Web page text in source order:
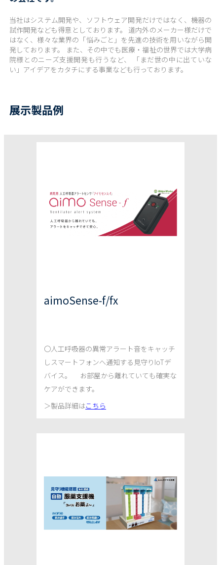
当社はシステム開発や、ソフトウェア開発だけではなく、機器の
試作開発なども得意としております。 道内外のメーカー様だけで
はなく、様々な業界の「悩みごと」を先進の技術を用いながら開
発しております。 また、その中でも医療・福祉の世界では大学病
院様とのニーズ支援開発も行うなど、 「まだ世の中に出ていな
い」アイデアをカタチにする事業なども行っております。
展示製品例
aimoSense-f/fx
〇人工呼吸器の異常アラート音をキャッチ
しスマートフォンへ通知する見守りIoTデ
バイス。 お部屋から離れていても確実な
ケアができます。
＞製品詳細はこちら